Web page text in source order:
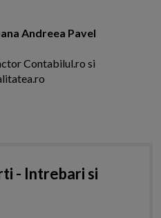
Andreea Pavel
Contabilul.ro si
- Intrebari si